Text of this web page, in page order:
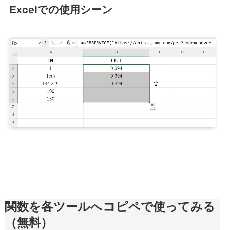
Excelでの使用シーン
関数を各ツールへコピペで使ってみる
（無料）